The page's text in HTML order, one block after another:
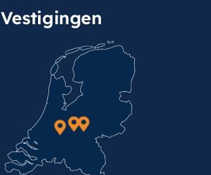
Vestigingen